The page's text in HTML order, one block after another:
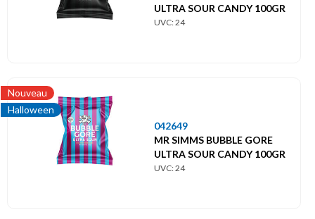
ULTRA SOUR CANDY 100GR
UVC: 24
Nouveau
Halloween
042649
MR SIMMS BUBBLE GORE
ULTRA SOUR CANDY 100GR
UVC: 24